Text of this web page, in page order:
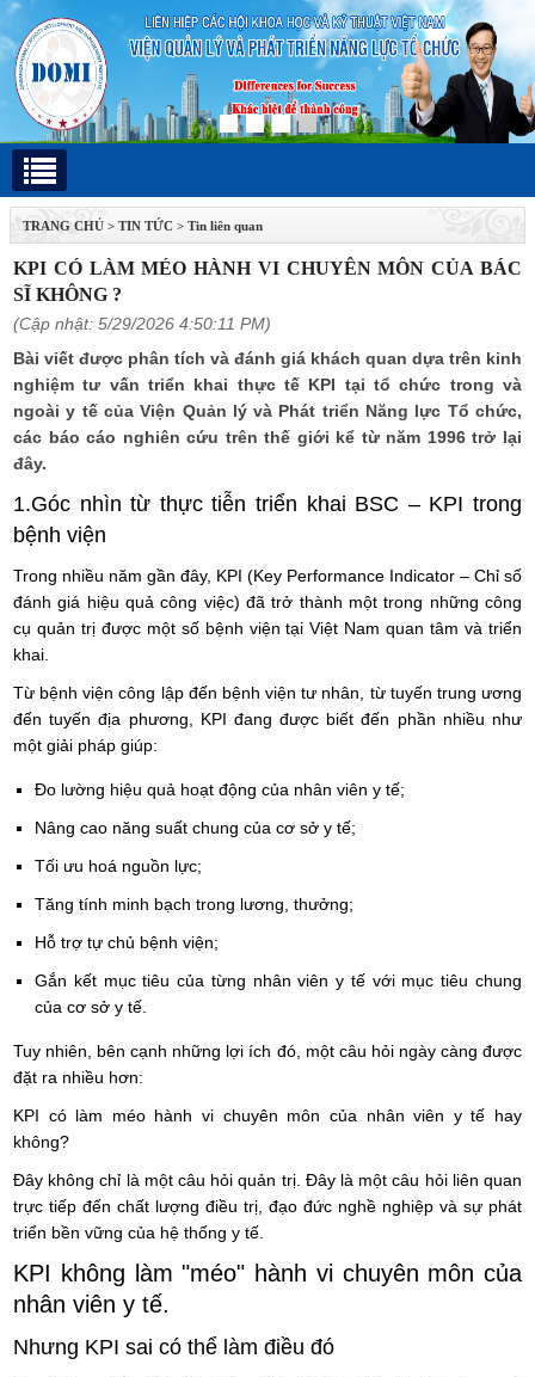
TRANG CHỦ > TIN TỨC > Tin liên quan
KPI CÓ LÀM MÉO HÀNH VI CHUYÊN MÔN CỦA BÁC
SĨ KHÔNG ?
(Cập nhật: 5/29/2026 4:50:11 PM)
Bài viết được phân tích và đánh giá khách quan dựa trên kinh
nghiệm tư vấn triển khai thực tế KPI tại tổ chức trong và
ngoài y tế của Viện Quản lý và Phát triển Năng lực Tổ chức,
các báo cáo nghiên cứu trên thế giới kể từ năm 1996 trở lại
đây.
1.Góc nhìn từ thực tiễn triển khai BSC – KPI trong
bệnh viện
Trong nhiều năm gần đây, KPI (Key Performance Indicator – Chỉ số
đánh giá hiệu quả công việc) đã trở thành một trong những công
cụ quản trị được một số bệnh viện tại Việt Nam quan tâm và triển
khai.
Từ bệnh viện công lập đến bệnh viện tư nhân, từ tuyến trung ương
đến tuyến địa phương, KPI đang được biết đến phần nhiều như
một giải pháp giúp:
Đo lường hiệu quả hoạt động của nhân viên y tế;
Nâng cao năng suất chung của cơ sở y tế;
Tối ưu hoá nguồn lực;
Tăng tính minh bạch trong lương, thưởng;
Hỗ trợ tự chủ bệnh viện;
Gắn kết mục tiêu của từng nhân viên y tế với mục tiêu chung
của cơ sở y tế.
Tuy nhiên, bên cạnh những lợi ích đó, một câu hỏi ngày càng được
đặt ra nhiều hơn:
KPI có làm méo hành vi chuyên môn của nhân viên y tế hay
không?
Đây không chỉ là một câu hỏi quản trị. Đây là một câu hỏi liên quan
trực tiếp đến chất lượng điều trị, đạo đức nghề nghiệp và sự phát
triển bền vững của hệ thống y tế.
KPI không làm "méo" hành vi chuyên môn của
nhân viên y tế.
Nhưng KPI sai có thể làm điều đó